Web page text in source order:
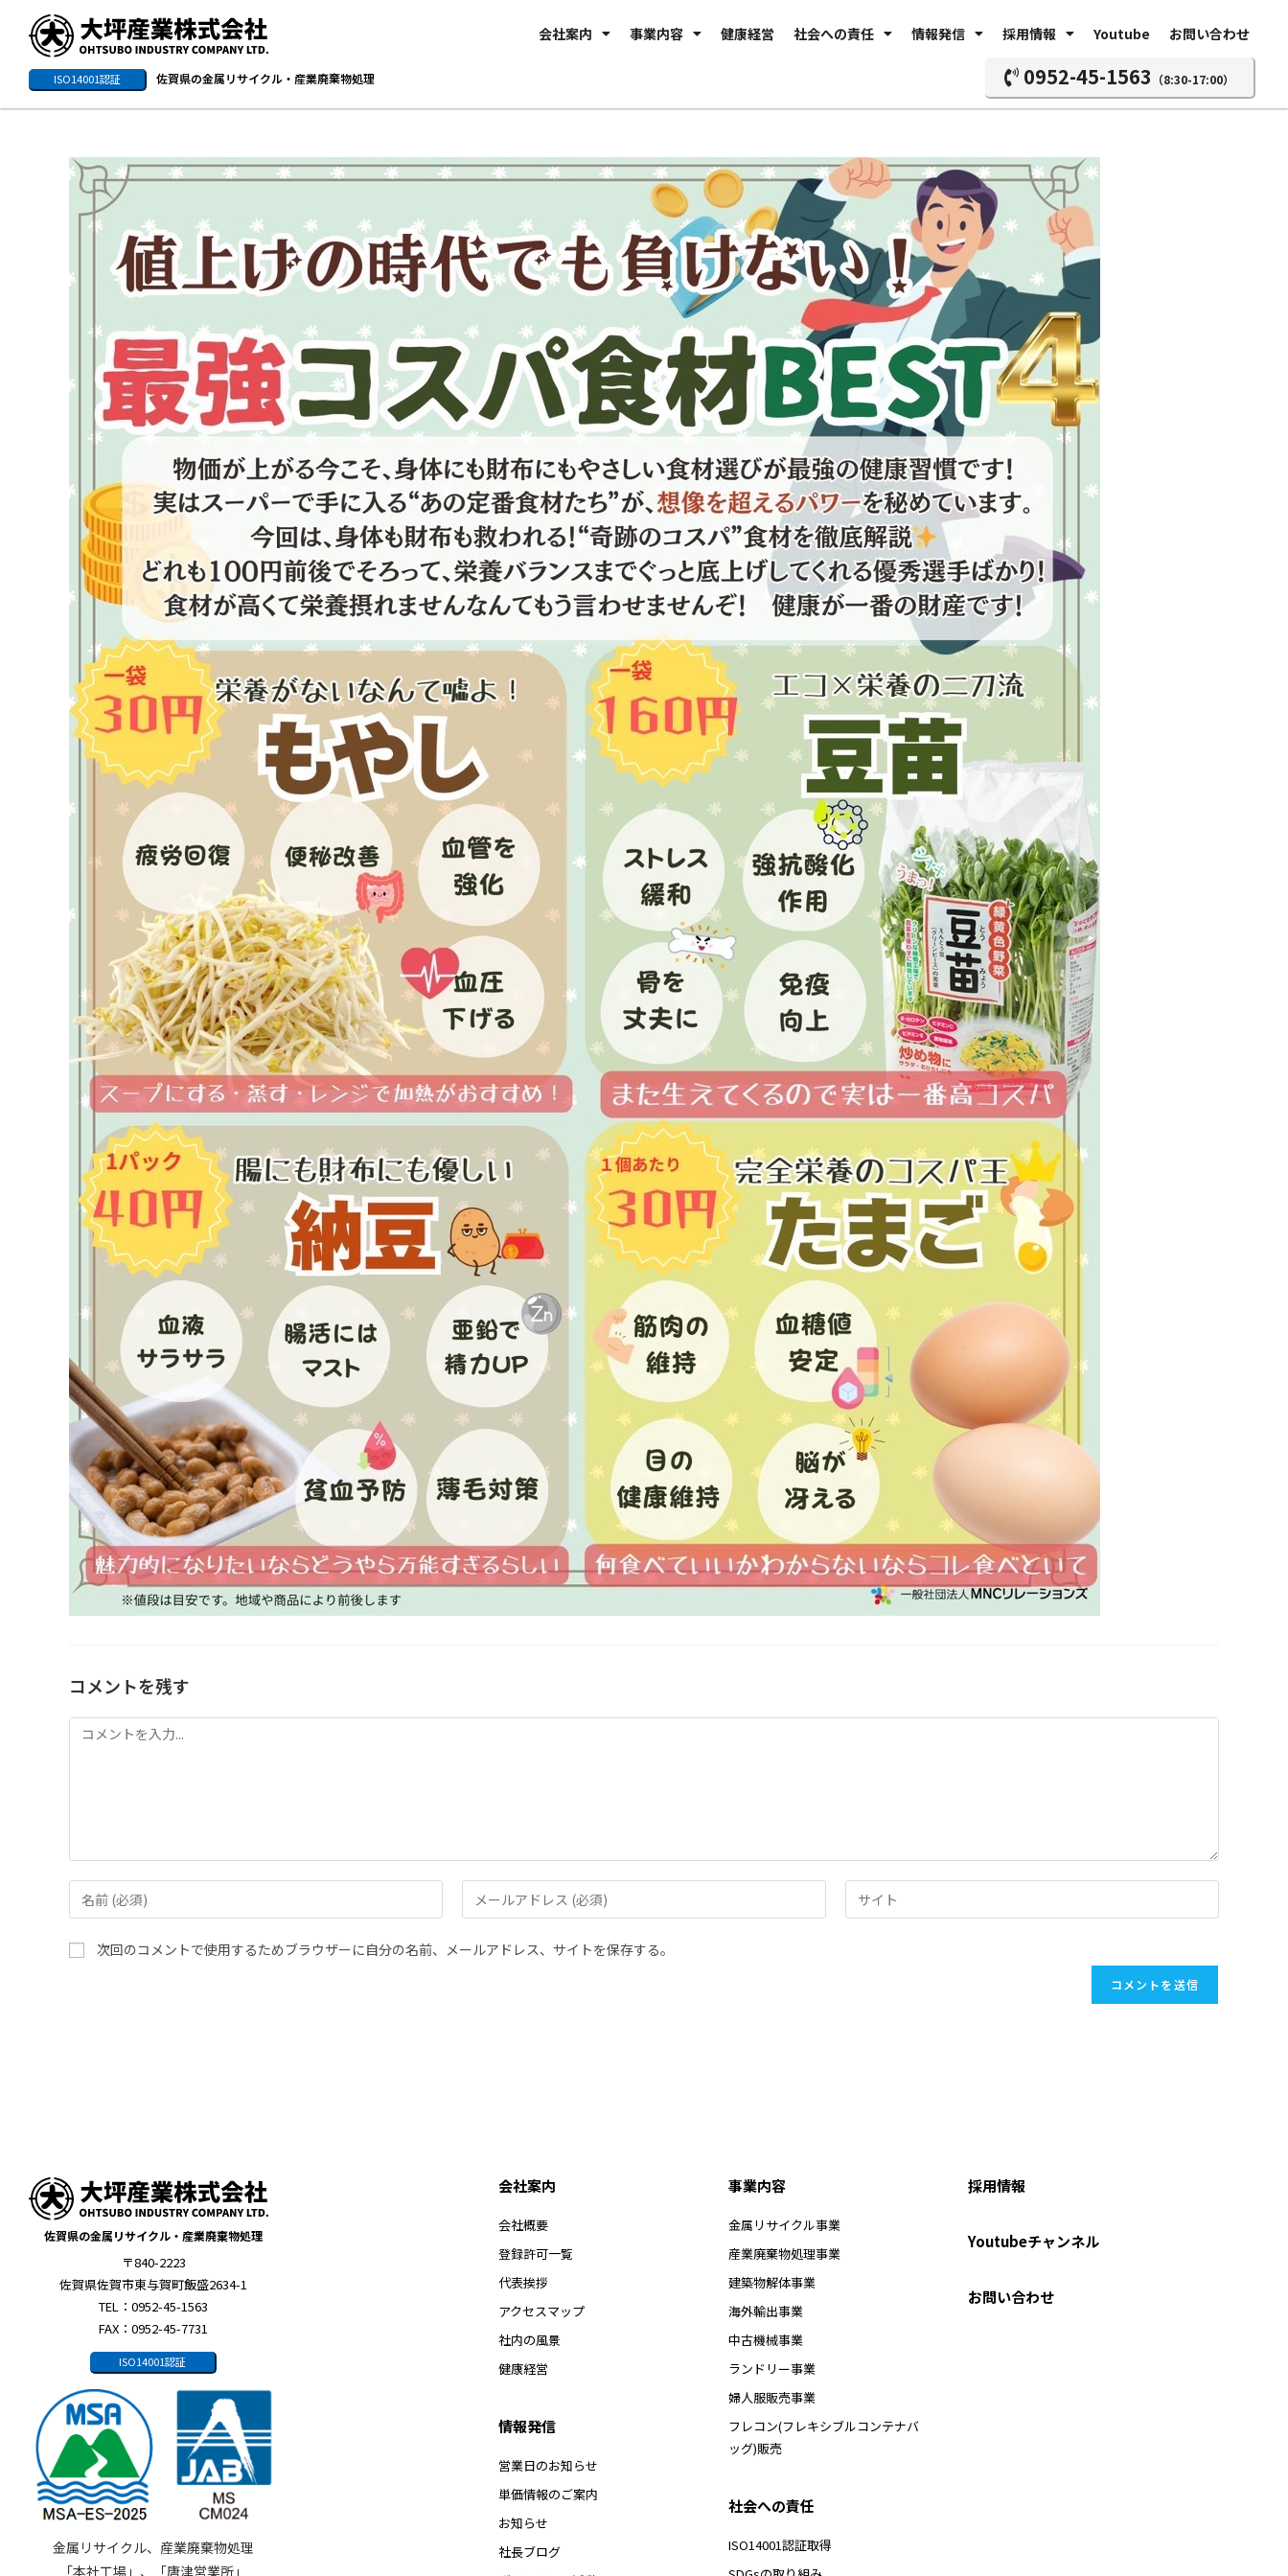
会社案内 事業内容 健康経営 社会への責任 情報発信 採用情報 Youtube お問い合わせ
ISO14001認証 佐賀県の金属リサイクル・産業廃棄物処理 0952-45-1563 （8:30-17:00）
コメントを残す
次回のコメントで使用するためブラウザーに自分の名前、メールアドレス、サイトを保存する。
佐賀県の金属リサイクル・産業廃棄物処理
〒840-2223
佐賀県佐賀市東与賀町飯盛2634-1
TEL：0952-45-1563
FAX：0952-45-7731
ISO14001認証
金属リサイクル、産業廃棄物処理
「本社工場」、「唐津営業所」
会社案内
会社概要
登録許可一覧
代表挨拶
アクセスマップ
社内の風景
健康経営
情報発信
営業日のお知らせ
単価情報のご案内
お知らせ
社長ブログ
事業内容
金属リサイクル事業
産業廃棄物処理事業
建築物解体事業
海外輸出事業
中古機械事業
ランドリー事業
婦人服販売事業
フレコン(フレキシブルコンテナバ
ッグ)販売
社会への責任
ISO14001認証取得
採用情報
Youtubeチャンネル
お問い合わせ